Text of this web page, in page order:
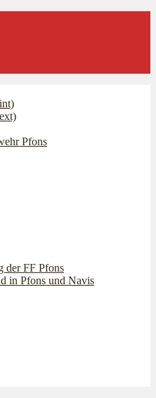
Pfons
der FF Pfons
in Pfons und Navis